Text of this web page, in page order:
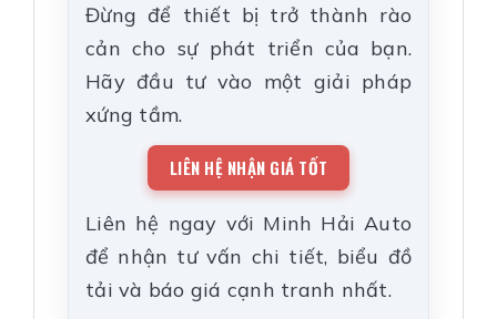
Đừng để thiết bị trở thành rào
cản cho sự phát triển của bạn.
Hãy đầu tư vào một giải pháp
xứng tầm.
LIÊN HỆ NHẬN GIÁ TỐT
Liên hệ ngay với Minh Hải Auto
để nhận tư vấn chi tiết, biểu đồ
tải và báo giá cạnh tranh nhất.